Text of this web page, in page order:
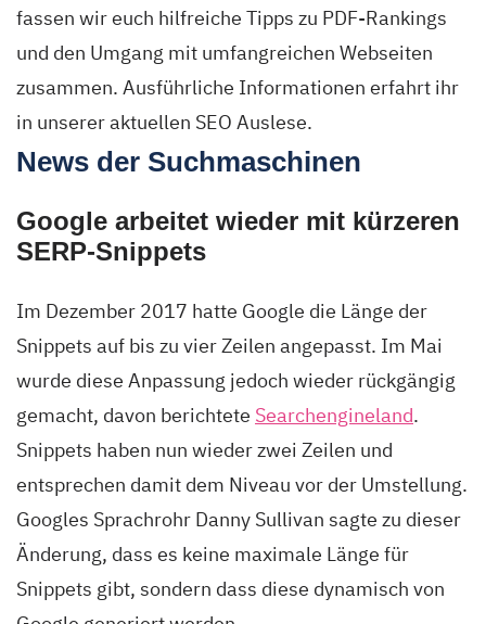
fassen wir euch hilfreiche Tipps zu PDF-Rankings
und den Umgang mit umfangreichen Webseiten
zusammen. Ausführliche Informationen erfahrt ihr
in unserer aktuellen SEO Auslese.
News der Suchmaschinen
Google arbeitet wieder mit kürzeren
SERP-Snippets
Im Dezember 2017 hatte Google die Länge der
Snippets auf bis zu vier Zeilen angepasst. Im Mai
wurde diese Anpassung jedoch wieder rückgängig
gemacht, davon berichtete Searchengineland.
Snippets haben nun wieder zwei Zeilen und
entsprechen damit dem Niveau vor der Umstellung.
Googles Sprachrohr Danny Sullivan sagte zu dieser
Änderung, dass es keine maximale Länge für
Snippets gibt, sondern dass diese dynamisch von